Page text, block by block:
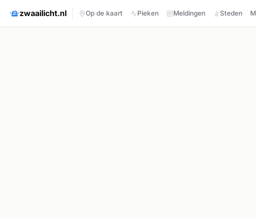
zwaailicht.nl Op de kaart Pieken Meldingen Steden